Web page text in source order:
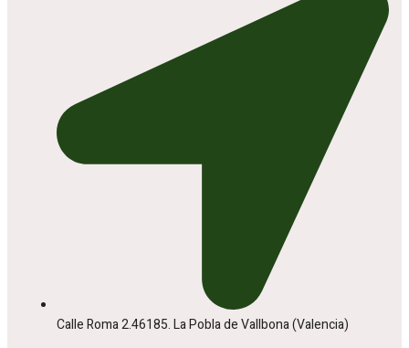
Calle Roma 2.46185. La Pobla de Vallbona (Valencia)